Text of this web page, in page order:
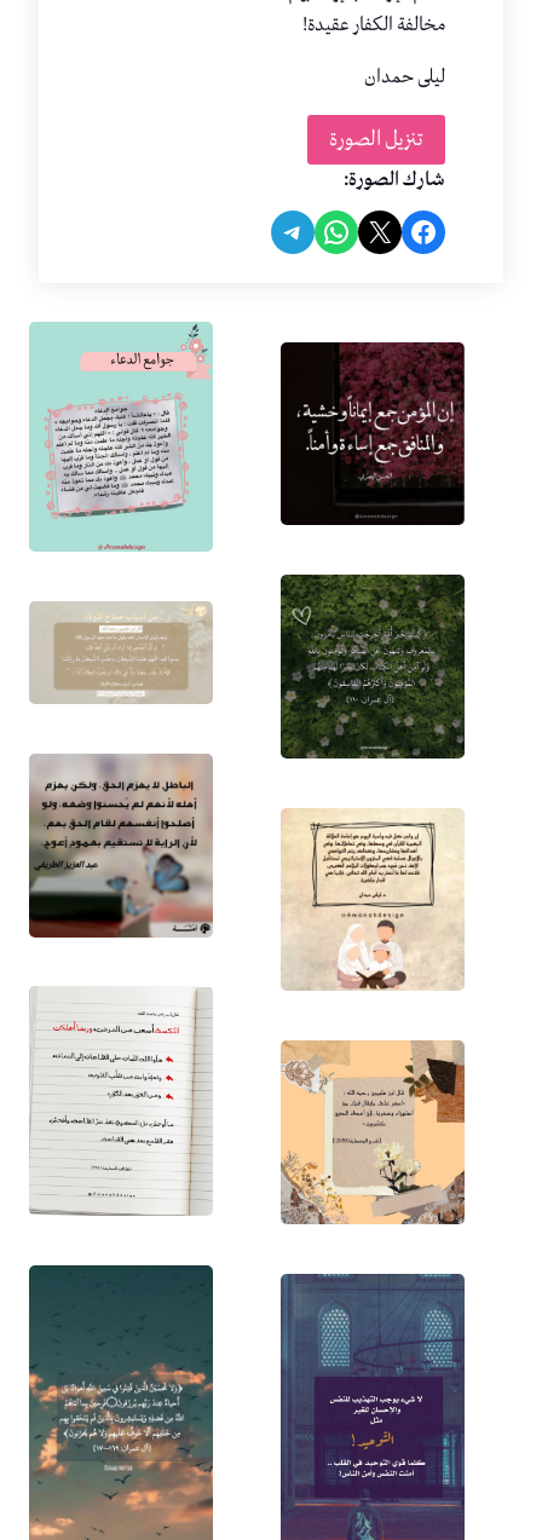
مخالفة الكفار عقيدة!
ليلى حمدان
تنزيل الصورة
شارك الصورة:
Share on Facebook
Share on X
Share on WhatsApp
Share on Telegram